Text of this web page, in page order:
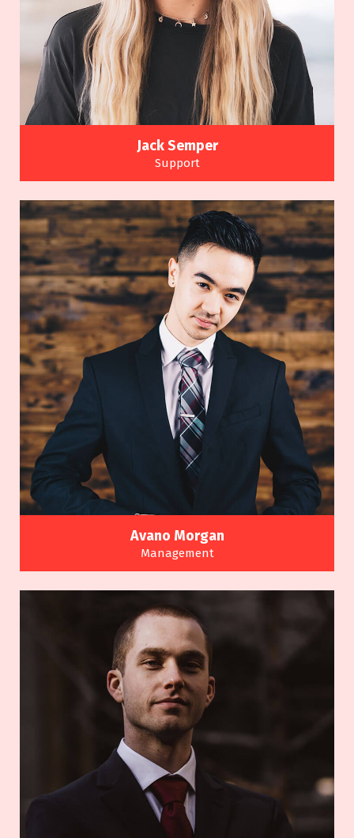
Jack Semper
Support
Many variations of passages of a Lorem Ipsum
available alteration.
Avano Morgan
Management
available alteration.